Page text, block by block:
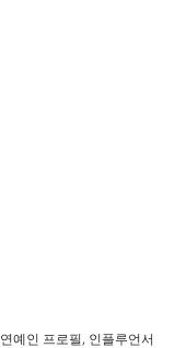
연예인 프로필, 인플루언서